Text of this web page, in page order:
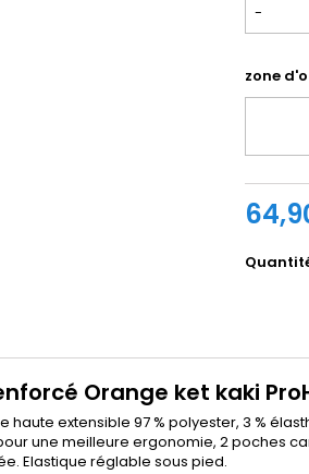
-
zone
Orange ket kaki
haute extensible 97 % polyester, 3 %
une meilleure ergonomie, 2 poches
Elastique réglable sous pied.